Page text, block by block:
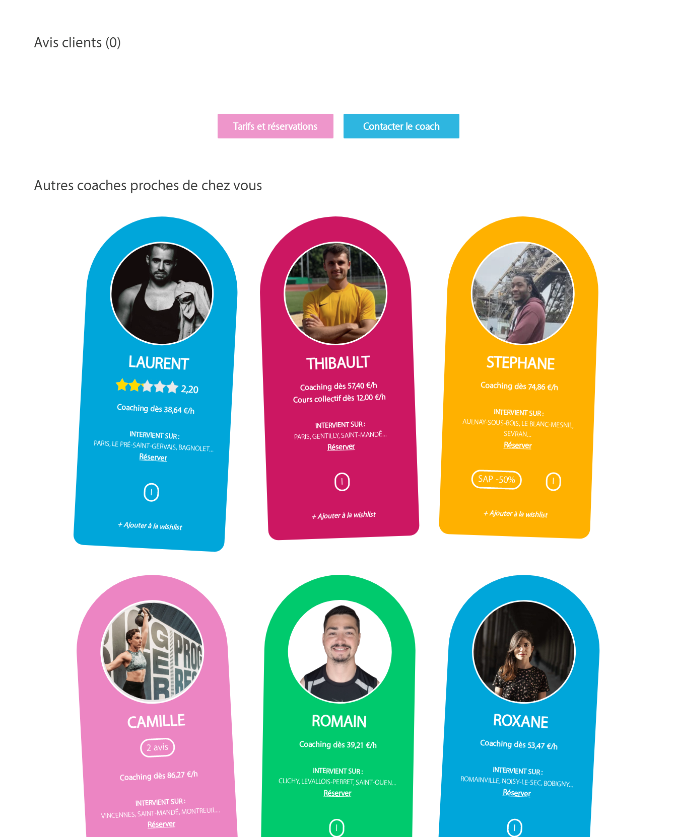
Avis clients (0)
Tarifs et réservations Contacter le coach
Autres coaches proches de chez vous
LAURENT
2,20
Coaching dès 38,64 €/h
INTERVIENT SUR :
PARIS, LE PRÉ-SAINT-GERVAIS, BAGNOLET...
Réserver
I
+ Ajouter à la wishlist
THIBAULT
Coaching dès 57,40 €/h
Cours collectif dès 12,00 €/h
INTERVIENT SUR :
PARIS, GENTILLY, SAINT-MANDÉ...
Réserver
I
+ Ajouter à la wishlist
STEPHANE
Coaching dès 74,86 €/h
INTERVIENT SUR :
AULNAY-SOUS-BOIS, LE BLANC-MESNIL,
SEVRAN...
Réserver
SAP -50% I
+ Ajouter à la wishlist
CAMILLE
2 avis
Coaching dès 86,27 €/h
INTERVIENT SUR :
VINCENNES, SAINT-MANDÉ, MONTREUIL...
Réserver
ROMAIN
Coaching dès 39,21 €/h
INTERVIENT SUR :
CLICHY, LEVALLOIS-PERRET, SAINT-OUEN...
Réserver
I
ROXANE
Coaching dès 53,47 €/h
INTERVIENT SUR :
ROMAINVILLE, NOISY-LE-SEC, BOBIGNY...
Réserver
I